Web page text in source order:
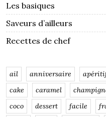
Les basiques
Saveurs d’ailleurs
Recettes de chef
ail anniversaire
cake
caramel
coco
dessert facile